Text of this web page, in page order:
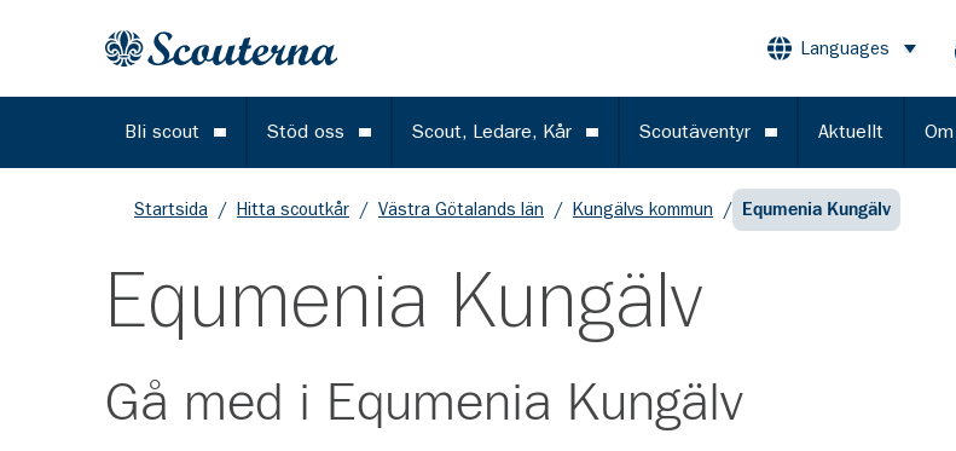
Gå till huvudinnehållet
Languages
Bli scout Öppna meny
Stöd oss Öppna meny
Scout, Ledare, Kår Öppna meny
Scoutäventyr Öppna meny
Aktuellt
Startsida / Hitta scoutkår / Västra Götalands län / Kungälvs kommun / Equmenia Kungälv
Equmenia Kungälv
Gå med i Equmenia Kungälv